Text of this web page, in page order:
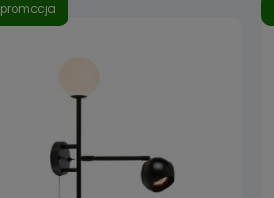
promocja